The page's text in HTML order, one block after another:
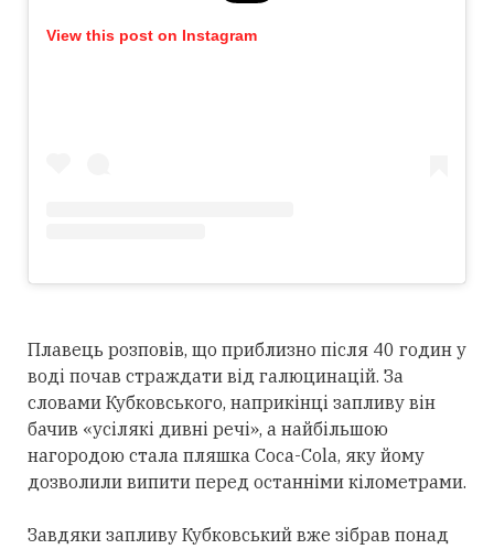
View this post on Instagram
Плавець розповів, що приблизно після 40 годин у
воді почав страждати від галюцинацій. За
словами Кубковського, наприкінці запливу він
бачив «усілякі дивні речі», а найбільшою
нагородою стала пляшка Coca-Cola, яку йому
дозволили випити перед останніми кілометрами.
Завдяки запливу Кубковський вже зібрав понад